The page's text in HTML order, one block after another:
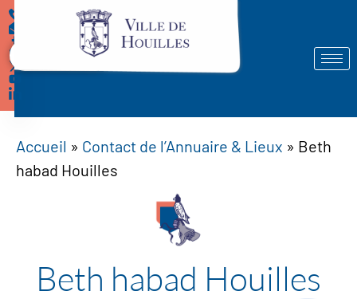
Démarches
Accueil » Contact de l’Annuaire & Lieux » Beth
habad Houilles
Beth habad Houilles